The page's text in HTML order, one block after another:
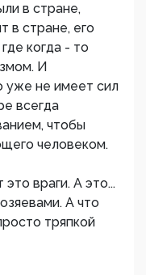
в стране,
в стране, его
когда - то
И
уже не имеет сил
всегда
чтобы
человеком.
враги. А это...
А что
тряпкой